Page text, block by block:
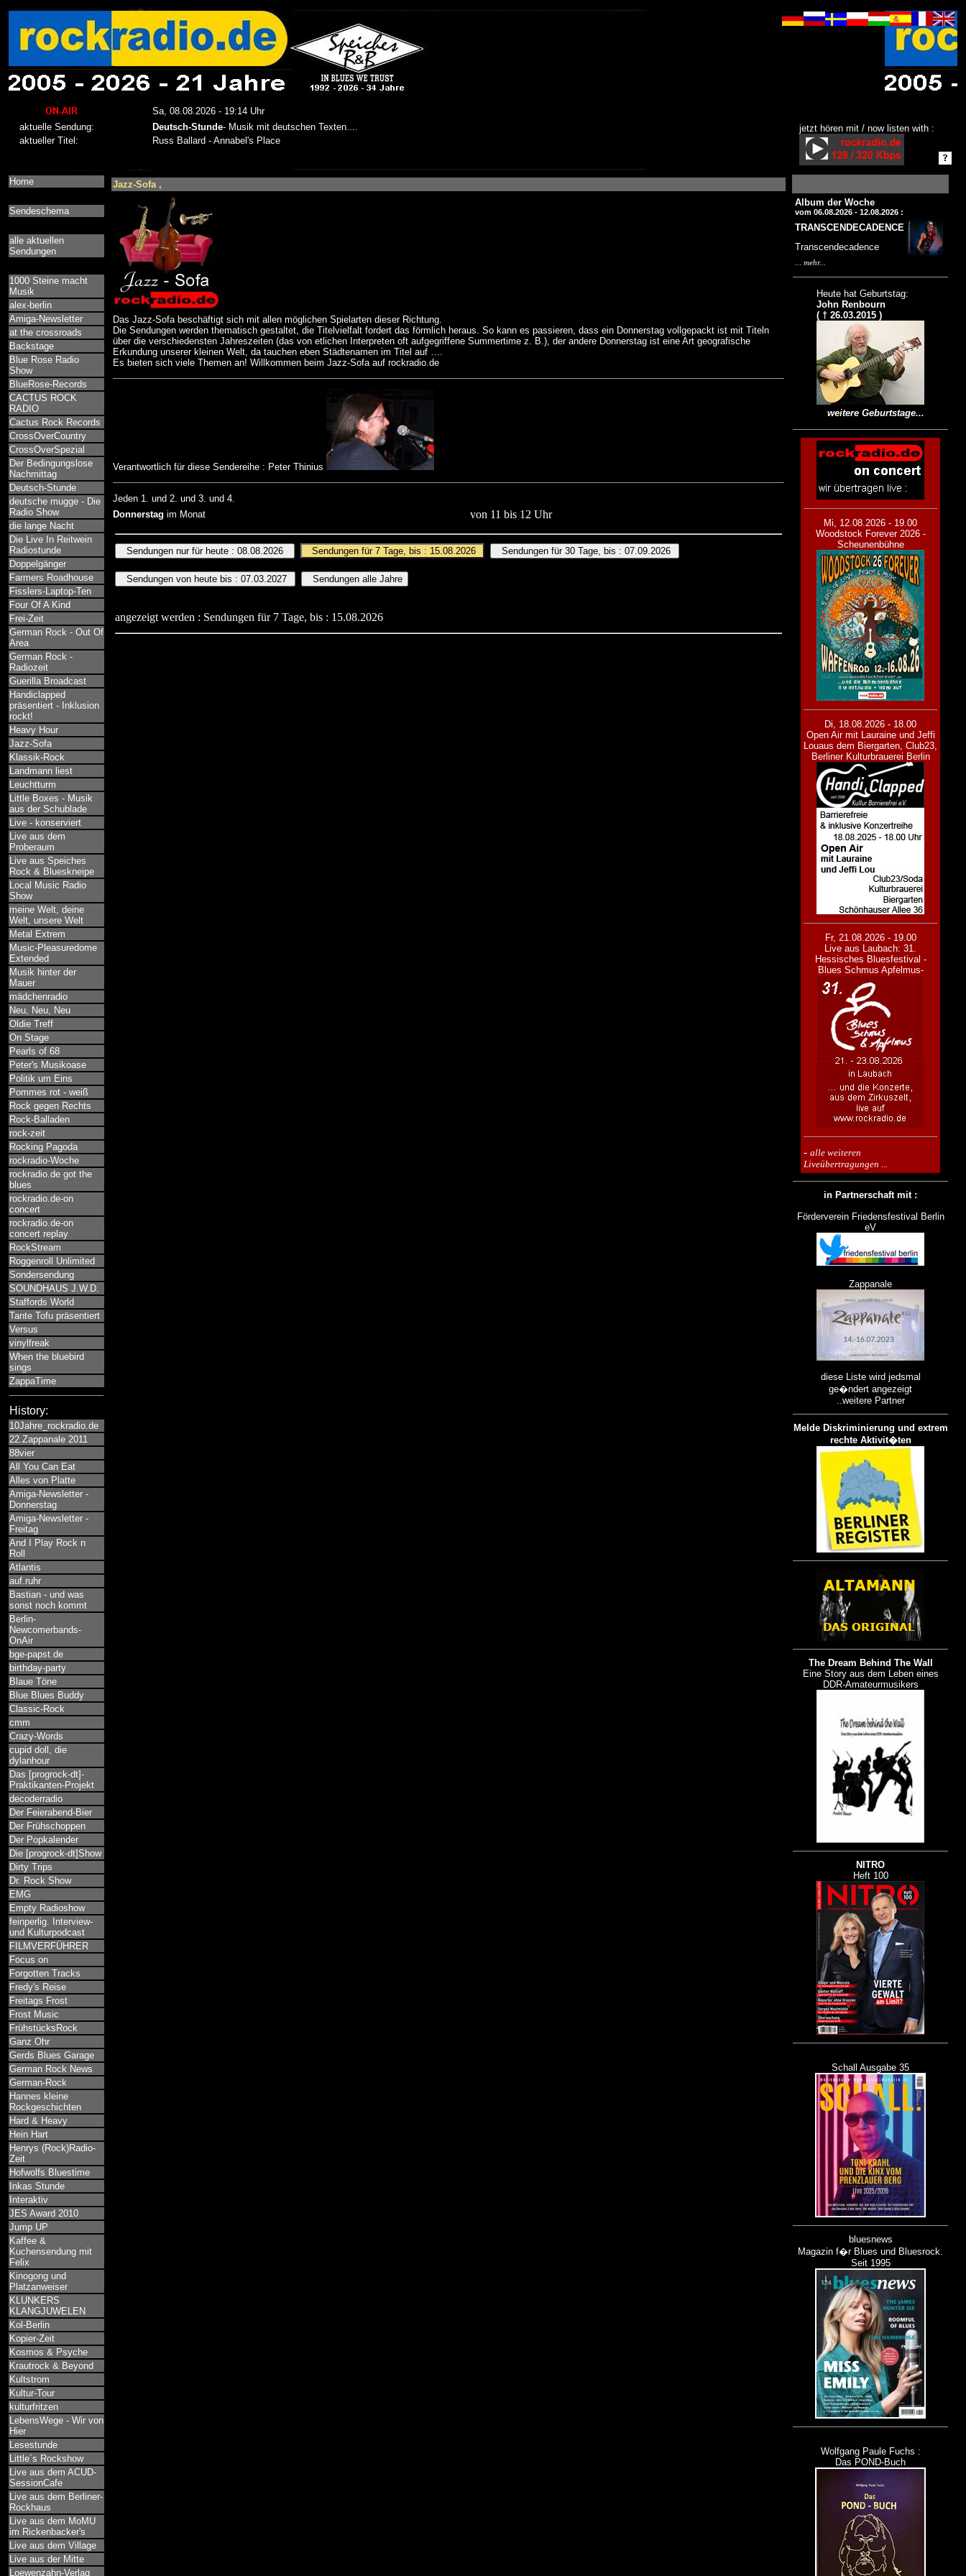
jetzt hören mit / now listen with :
Home
Sendeschema
alle aktuellen
Sendungen
1000 Steine macht
Musik
alex-berlin
Amiga-Newsletter
at the crossroads
Backstage
Blue Rose Radio
Show
BlueRose-Records
CACTUS ROCK
RADIO
Cactus Rock Records
CrossOverCountry
CrossOverSpezial
Der Bedingungslose
Nachmittag
Deutsch-Stunde
deutsche mugge - Die
Radio Show
die lange Nacht
Die Live In Reitwein
Radiostunde
Doppelgänger
Farmers Roadhouse
Fisslers-Laptop-Ten
Four Of A Kind
Frei-Zeit
German Rock - Out Of
Area
German Rock -
Radiozeit
Guerilla Broadcast
Handiclapped
präsentiert - Inklusion
rockt!
Heavy Hour
Jazz-Sofa
Klassik-Rock
Landmann liest
Leuchtturm
Little Boxes - Musik
aus der Schublade
Live - konserviert
Live aus dem
Proberaum
Live aus Speiches
Rock & Blueskneipe
Local Music Radio
Show
meine Welt, deine
Welt, unsere Welt
Metal Extrem
Music-Pleasuredome
Extended
Musik hinter der
Mauer
mädchenradio
Neu, Neu, Neu
Oldie Treff
On Stage
Pearls of 68
Peter's Musikoase
Politik um Eins
Pommes rot - weiß
Rock gegen Rechts
Rock-Balladen
rock-zeit
Rocking Pagoda
rockradio-Woche
rockradio.de got the
blues
rockradio.de-on
concert
rockradio.de-on
concert replay
RockStream
Roggenroll Unlimited
Sondersendung
SOUNDHAUS J.W.D.
Staffords World
Tante Tofu präsentiert
Versus
vinylfreak
When the bluebird
sings
ZappaTime
History:
10Jahre_rockradio.de
22.Zappanale 2011
88vier
All You Can Eat
Alles von Platte
Amiga-Newsletter -
Donnerstag
Amiga-Newsletter -
Freitag
And I Play Rock n
Roll
Atlantis
auf.ruhr
Bastian - und was
sonst noch kommt
Berlin-
Newcomerbands-
OnAir
bge-papst.de
birthday-party
Blaue Töne
Blue Blues Buddy
Classic-Rock
cmm
Crazy-Words
cupid doll, die
dylanhour
Das [progrock-dt]-
Praktikanten-Projekt
decoderradio
Der Feierabend-Bier
Der Frühschoppen
Der Popkalender
Die [progrock-dt]Show
Dirty Trips
Dr. Rock Show
EMG
Empty Radioshow
feinperlig. Interview-
und Kulturpodcast
FILMVERFÜHRER
Focus on
Forgotten Tracks
Fredy's Reise
Freitags Frost
Frost Music
FrühstücksRock
Ganz Ohr
Gerds Blues Garage
German Rock News
German-Rock
Hannes kleine
Rockgeschichten
Hard & Heavy
Hein Hart
Henrys (Rock)Radio-
Zeit
Hofwolfs Bluestime
Inkas Stunde
Interaktiv
JES Award 2010
Jump UP
Kaffee &
Kuchensendung mit
Felix
Kinogong und
Platzanweiser
KLUNKERS
KLANGJUWELEN
Kol-Berlin
Kopier-Zeit
Kosmos & Psyche
Krautrock & Beyond
Kultstrom
Kultur-Tour
kulturfritzen
LebensWege - Wir von
Hier
Lesestunde
Little´s Rockshow
Live aus dem ACUD-
SessionCafe
Live aus dem Berliner-
Rockhaus
Live aus dem MoMU
im Rickenbacker's
Live aus dem Village
Live aus der Mitte
Loewenzahn-Verlag
Jazz-Sofa ,
Das Jazz-Sofa beschäftigt sich mit allen möglichen Spielarten dieser Richtung.
Die Sendungen werden thematisch gestaltet, die Titelvielfalt fordert das förmlich heraus. So kann es passieren, dass ein Donnerstag vollgepackt ist mit Titeln
über die verschiedensten Jahreszeiten (das von etlichen Interpreten oft aufgegriffene Summertime z. B.), der andere Donnerstag ist eine Art geografische
Erkundung unserer kleinen Welt, da tauchen eben Städtenamen im Titel auf ….
Es bieten sich viele Themen an! Willkommen beim Jazz-Sofa auf rockradio.de
Verantwortlich für diese Sendereihe : Peter Thinius
Jeden 1. und 2. und 3. und 4.
Donnerstag im Monat von 11 bis 12 Uhr
angezeigt werden : Sendungen für 7 Tage, bis : 15.08.2026
Album der Woche
vom 06.08.2026 - 12.08.2026 :
TRANSCENDECADENCE
Transcendecadence
mehr...
Heute hat Geburtstag:
John Renbourn
( † 26.03.2015 )
weitere Geburtstage...
Mi, 12.08.2026 - 19.00
Woodstock Forever 2026 -
Scheunenbühne
Di, 18.08.2026 - 18.00
Open Air mit Lauraine und Jeffi
Louaus dem Biergarten, Club23,
Berliner Kulturbrauerei Berlin
Fr, 21.08.2026 - 19.00
Live aus Laubach: 31.
Hessisches Bluesfestival -
Blues Schmus Apfelmus-
- alle weiteren
Liveübertragungen ...
in Partnerschaft mit :
Förderverein Friedensfestival Berlin
eV
Zappanale
diese Liste wird jedsmal
ge�ndert angezeigt
..weitere Partner
Melde Diskriminierung und extrem
rechte Aktivit�ten
The Dream Behind The Wall
Eine Story aus dem Leben eines
DDR-Amateurmusikers
NITRO
Heft 100
Schall Ausgabe 35
bluesnews
Magazin f�r Blues und Bluesrock.
Seit 1995
Wolfgang Paule Fuchs :
Das POND-Buch